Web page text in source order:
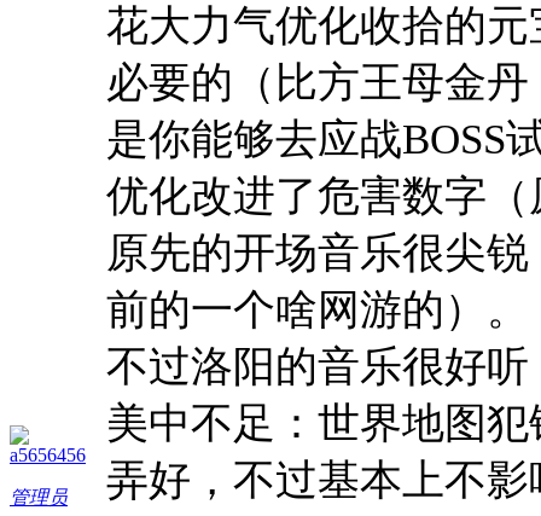
a5656456
管理员
花大力气优化收拾的
必要的（比方王母金
是你能够去应战
优化改进了危害数字
原先的开场音乐很尖
前的一个啥网游的）。
不过洛阳的音乐很好听
美中不足：世界地图
弄好，不过基本上不